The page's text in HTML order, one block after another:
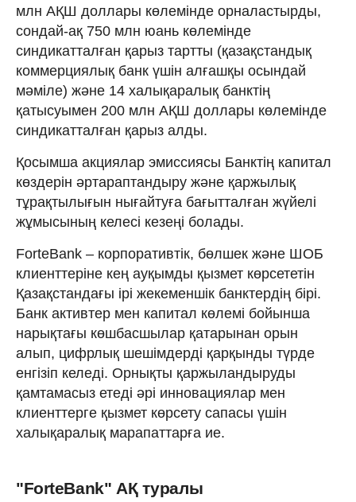
млн АҚШ доллары көлемінде орналастырды,
сондай‑ақ 750 млн юань көлемінде
синдикатталған қарыз тартты (қазақстандық
коммерциялық банк үшін алғашқы осындай
мәміле) және 14 халықаралық банктің
қатысуымен 200 млн АҚШ доллары көлемінде
синдикатталған қарыз алды.
Қосымша акциялар эмиссиясы Банктің капитал
көздерін әртараптандыру және қаржылық
тұрақтылығын нығайтуға бағытталған жүйелі
жұмысының келесі кезеңі болады.
ForteBank – корпоративтік, бөлшек және ШОБ
клиенттеріне кең ауқымды қызмет көрсететін
Қазақстандағы ірі жекеменшік банктердің бірі.
Банк активтер мен капитал көлемі бойынша
нарықтағы көшбасшылар қатарынан орын
алып, цифрлық шешімдерді қарқынды түрде
енгізіп келеді. Орнықты қаржыландыруды
қамтамасыз етеді әрі инновациялар мен
клиенттерге қызмет көрсету сапасы үшін
халықаралық марапаттарға ие.
"ForteBank" АҚ туралы